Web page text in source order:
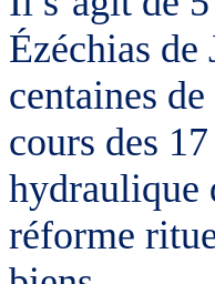
Ézéchias de
centaines
cours des
hydraulique
réforme